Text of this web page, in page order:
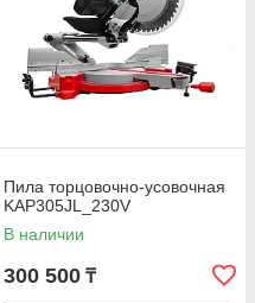
Пила торцовочно-усовочная
KAP305JL_230V
В наличии
300 500 ₸